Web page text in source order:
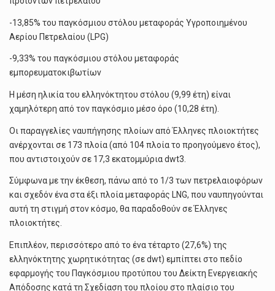
-13,85% του παγκόσμιου στόλου μεταφοράς Υγροποιημένου
Αερίου Πετρελαίου (LPG)
-9,33% του παγκόσμιου στόλου μεταφοράς
εμπορευματοκιβωτίων
H μέση ηλικία του ελληνόκτητου στόλου (9,99 έτη) είναι
χαμηλότερη από τον παγκόσμιο μέσο όρο (10,28 έτη).
Οι παραγγελίες ναυπήγησης πλοίων από Έλληνες πλοιοκτήτες
ανέρχονται σε 173 πλοία (από 104 πλοία το προηγούμενο έτος),
που αντιστοιχούν σε 17,3 εκατομμύρια dwt3.
Σύμφωνα με την έκθεση, πάνω από το 1/3 των πετρελαιοφόρων
και σχεδόν ένα στα έξι πλοία μεταφοράς LNG, που ναυπηγούνται
αυτή τη στιγμή στον κόσμο, θα παραδοθούν σε Έλληνες
πλοιοκτήτες.
Επιπλέον, περισσότερο από το ένα τέταρτο (27,6%) της
ελληνόκτητης χωρητικότητας (σε dwt) εμπίπτει στο πεδίο
εφαρμογής του Παγκόσμιου προτύπου του Δείκτη Ενεργειακής
Απόδοσης κατά τη Σχεδίαση του πλοίου στο πλαίσιο του